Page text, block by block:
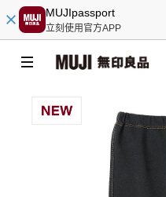
MUJIpassport
立刻使用官方APP